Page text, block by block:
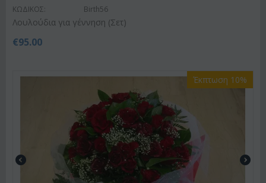
ΚΩΔΙΚΟΣ: Birth56
Λουλούδια για γέννηση (Σετ)
€95.00
Έκπτωση 10%